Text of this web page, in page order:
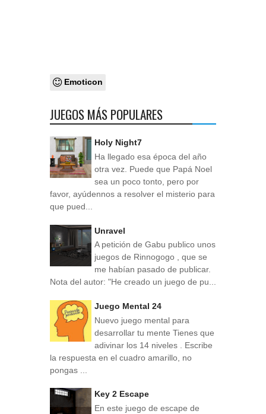
Emoticon
JUEGOS MÁS POPULARES
Holy Night7
Ha llegado esa época del año
otra vez. Puede que Papá Noel
sea un poco tonto, pero por
favor, ayúdennos a resolver el misterio para
que pued...
Unravel
A petición de Gabu publico unos
juegos de Rinnogogo , que se
me habían pasado de publicar.
Nota del autor: "He creado un juego de pu...
Juego Mental 24
Nuevo juego mental para
desarrollar tu mente Tienes que
adivinar los 14 niveles . Escribe
la respuesta en el cuadro amarillo, no
pongas ...
Key 2 Escape
En este juego de escape de